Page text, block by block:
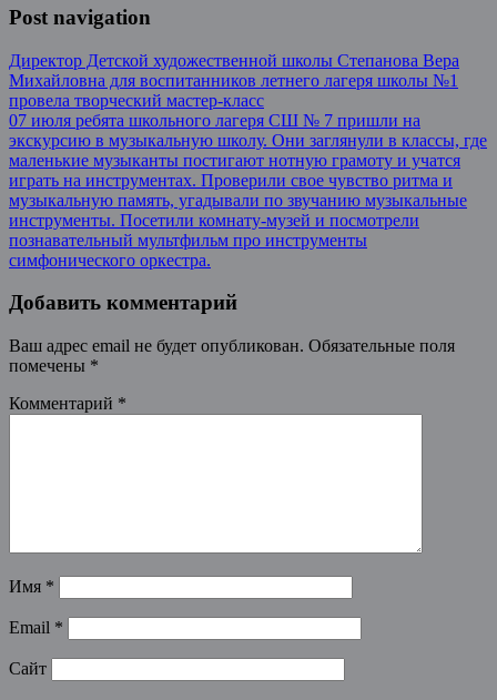
Post navigation
Директор Детской художественной школы Степанова Вера
Михайловна для воспитанников летнего лагеря школы №1
провела творческий мастер-класс
07 июля ребята школьного лагеря СШ № 7 пришли на
экскурсию в музыкальную школу. Они заглянули в классы, где
маленькие музыканты постигают нотную грамоту и учатся
играть на инструментах. Проверили свое чувство ритма и
музыкальную память, угадывали по звучанию музыкальные
инструменты. Посетили комнату-музей и посмотрели
познавательный мультфильм про инструменты
симфонического оркестра.
Добавить комментарий
Ваш адрес email не будет опубликован. Обязательные поля
помечены *
Комментарий *
Имя *
Email *
Сайт